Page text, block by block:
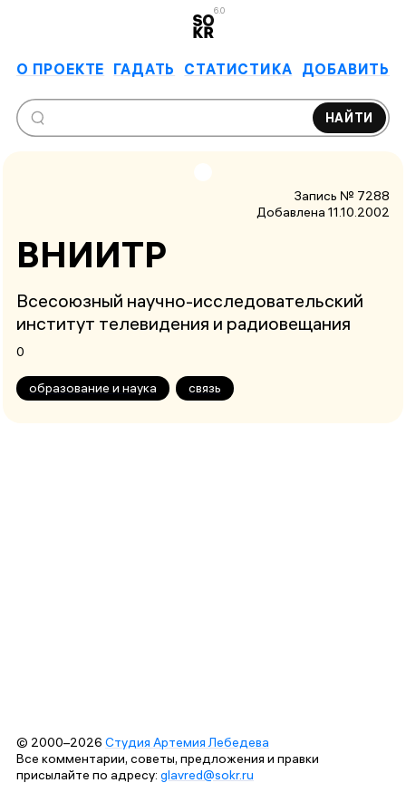
6.0
О ПРОЕКТЕ ГАДАТЬ СТАТИСТИКА ДОБАВИТЬ
НАЙТИ
Запись № 7288
Добавлена 11.10.2002
ВНИИТР
Всесоюзный научно-исследовательский
институт телевидения и радиовещания
0
образование и наука связь
© 2000–2026 Студия Артемия Лебедева
Все комментарии, советы, предложения и правки
присылайте по адресу: glavred@sokr.ru